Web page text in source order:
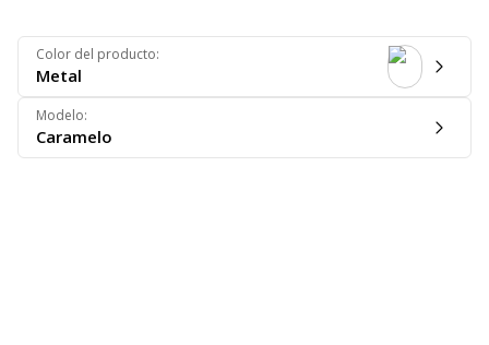
Color del producto:
Metal
Modelo:
Caramelo